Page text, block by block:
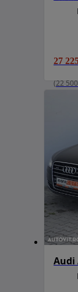
27
(22 500
Audi